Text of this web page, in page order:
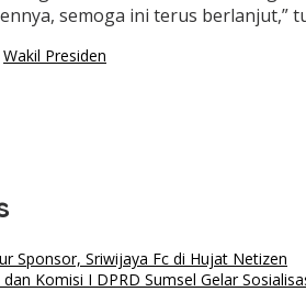
semoga ini terus berlanjut,”
Wakil Presiden
Sponsor, Sriwijaya Fc di Hujat Netizen
Komisi I DPRD Sumsel Gelar